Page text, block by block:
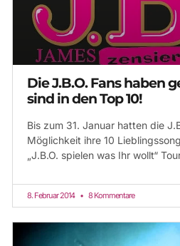
Die J.B.O. Fans haben
sind in den Top 10!
Bis zum 31. Januar hatten die
Möglichkeit ihre 10
„J.B.O. spielen was Ihr wollt“
8. Februar 2014 8 Kommentare